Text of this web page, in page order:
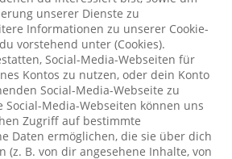
unserer Dienste zu
Informationen zu unserer Cookie-
vorstehend unter (Cookies).
Social-Media-Webseiten für
Kontos zu nutzen, oder dein Konto
Social-Media-Webseite zu
Social-Media-Webseiten können uns
Zugriff auf bestimmte
Daten ermöglichen, die sie über dich
(z. B. von dir angesehene Inhalte, von